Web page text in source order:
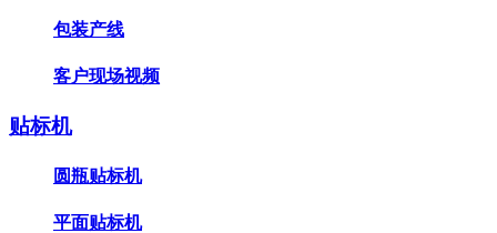
包装产线
客户现场视频
贴标机
圆瓶贴标机
平面贴标机